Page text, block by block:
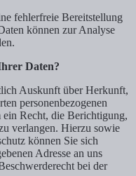
fehlerfreie Bereitstellung
können zur Analyse
Daten?
Auskunft über Herkunft,
personenbezogenen
ein Recht, die Berichtigung,
verlangen. Hierzu sowie
können Sie sich
Adresse an uns
bei der